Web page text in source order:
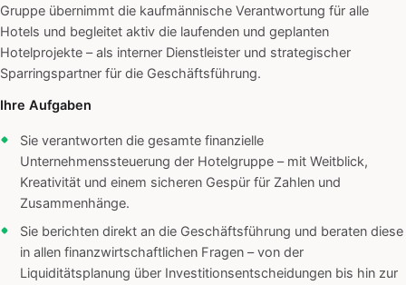
Gruppe übernimmt die kaufmännische Verantwortung für alle
Hotels und begleitet aktiv die laufenden und geplanten
Hotelprojekte – als interner Dienstleister und strategischer
Sparringspartner für die Geschäftsführung.
Ihre Aufgaben
Sie verantworten die gesamte finanzielle
Unternehmenssteuerung der Hotelgruppe – mit Weitblick,
Kreativität und einem sicheren Gespür für Zahlen und
Zusammenhänge.
Sie berichten direkt an die Geschäftsführung und beraten diese
in allen finanzwirtschaftlichen Fragen – von der
Liquiditätsplanung über Investitionsentscheidungen bis hin zur